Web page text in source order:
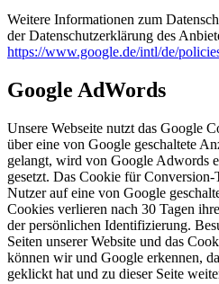
Weitere Informationen zum
der Datenschutzerklärung des
https://www.google.de/intl/de/
Google AdWords
Unsere Webseite nutzt das Google
über eine von Google geschaltete
gelangt, wird von Google Adwords
gesetzt. Das Cookie für
Nutzer auf eine von Google
Cookies verlieren nach 30 Tagen
der persönlichen Identifizierung.
Seiten unserer Website und das
können wir und Google erkennen,
geklickt hat und zu dieser Seite